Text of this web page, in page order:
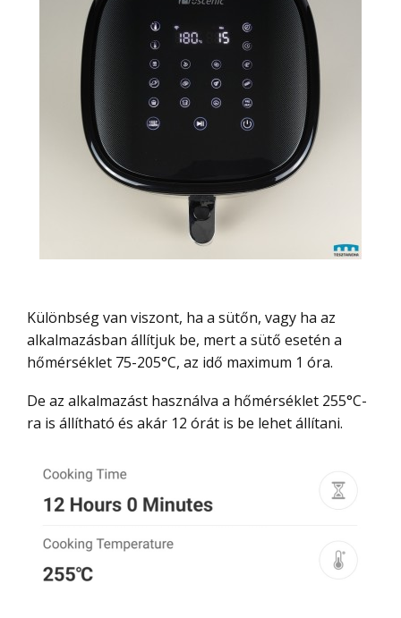
Különbség van viszont, ha a sütőn, vagy ha az
alkalmazásban állítjuk be, mert a sütő esetén a
hőmérséklet 75-205°C, az idő maximum 1 óra.
De az alkalmazást használva a hőmérséklet 255°C-
ra is állítható és akár 12 órát is be lehet állítani.